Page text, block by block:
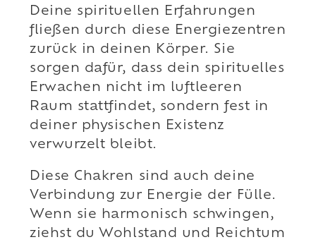
Deine spirituellen Erfahrungen
fließen durch diese Energiezentren
zurück in deinen Körper. Sie
sorgen dafür, dass dein spirituelles
Erwachen nicht im luftleeren
Raum stattfindet, sondern fest in
deiner physischen Existenz
verwurzelt bleibt.
Diese Chakren sind auch deine
Verbindung zur Energie der Fülle.
Wenn sie harmonisch schwingen,
ziehst du Wohlstand und Reichtum